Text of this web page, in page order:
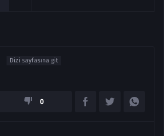
Dizi sayfasına git
0